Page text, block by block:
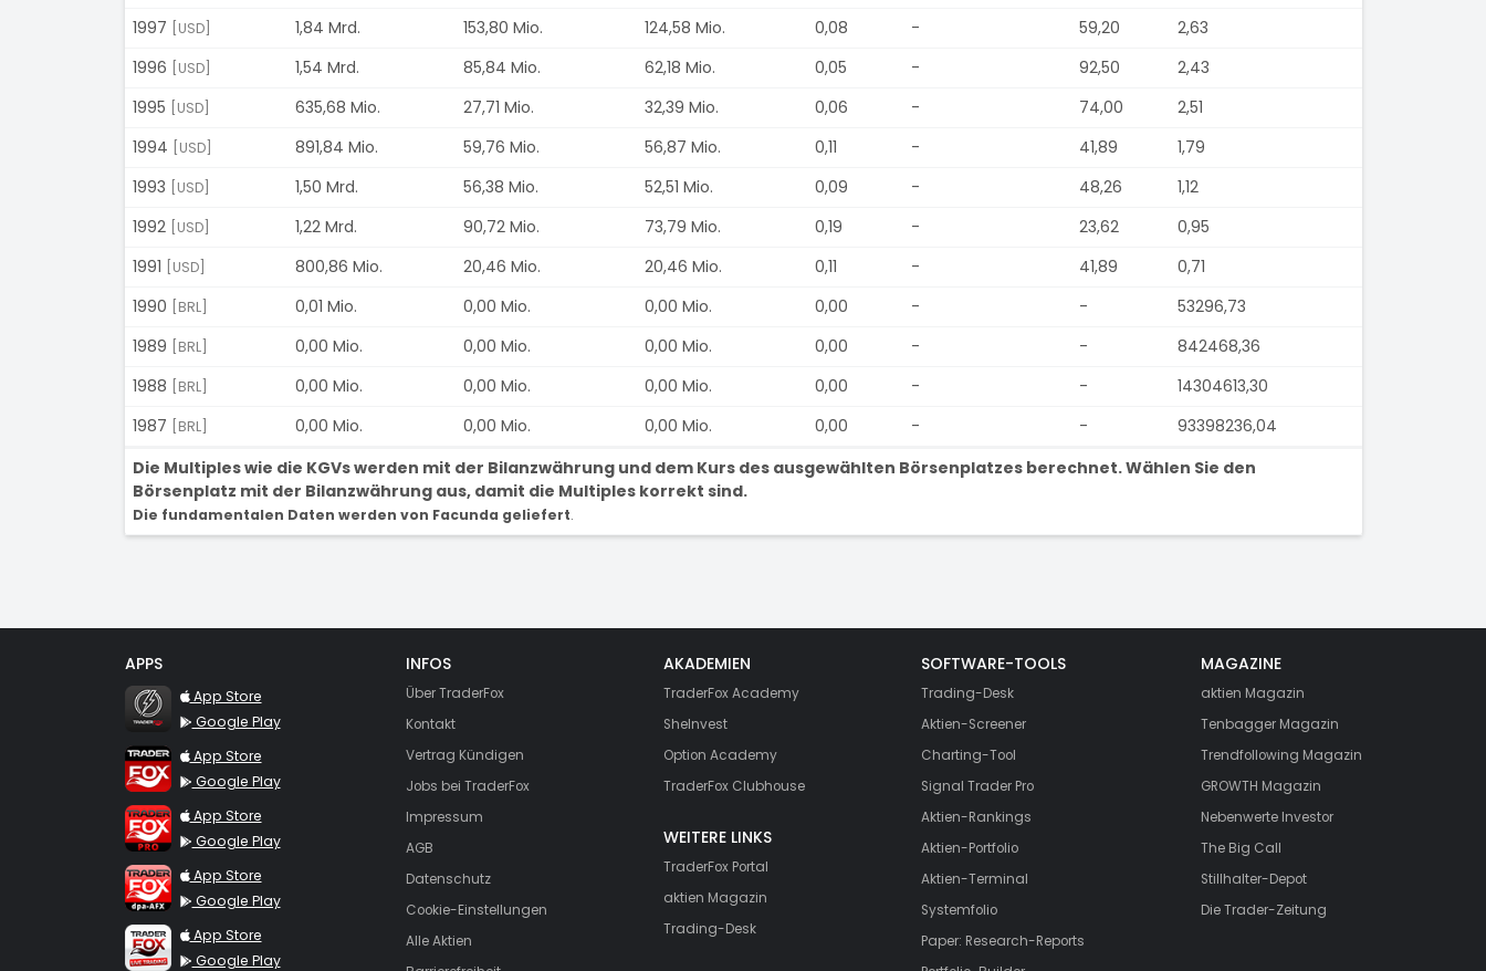
1997
[USD] 1,84 Mrd. 153,80 Mio. 124,58 Mio. 0,08 - 59,20
2,63
1996
[USD] 1,54 Mrd. 85,84 Mio. 62,18 Mio. 0,05 - 92,50
2,43
1995
[USD] 635,68 Mio. 27,71 Mio. 32,39 Mio. 0,06 - 74,00
2,51
1994
[USD] 891,84 Mio. 59,76 Mio. 56,87 Mio. 0,11 - 41,89
1,79
1993
[USD] 1,50 Mrd. 56,38 Mio. 52,51 Mio. 0,09 - 48,26
1,12
1992
[USD] 1,22 Mrd. 90,72 Mio. 73,79 Mio. 0,19 - 23,62
0,95
1991
[USD] 800,86 Mio. 20,46 Mio. 20,46 Mio. 0,11 - 41,89
0,71
1990
[BRL] 0,01 Mio. 0,00 Mio. 0,00 Mio. 0,00 - -
53296,73
1989
[BRL] 0,00 Mio. 0,00 Mio. 0,00 Mio. 0,00 - -
842468,36
1988
[BRL] 0,00 Mio. 0,00 Mio. 0,00 Mio. 0,00 - -
14304613,30
1987
[BRL] 0,00 Mio. 0,00 Mio. 0,00 Mio. 0,00 - -
93398236,04
Die Multiples wie die KGVs werden mit der Bilanzwährung und dem Kurs des ausgewählten Börsenplatzes berechnet. Wählen Sie den
Börsenplatz mit der Bilanzwährung aus, damit die Multiples korrekt sind.
Die fundamentalen Daten werden von Facunda geliefert.
APPS
TraderFox Flash
App Store
Google Play
TraderFox App
App Store
Google Play
TraderFox Pro
App Store
Google Play
TraderFox dpa-AFX ProFeed
App Store
Google Play
TraderFox Live Trading
App Store
Google Play
INFOS
Über TraderFox
Kontakt
Vertrag Kündigen
Jobs bei TraderFox
Impressum
AGB
Datenschutz
Cookie-Einstellungen
Alle Aktien
AKADEMIEN
TraderFox Academy
SheInvest
Option Academy
TraderFox Clubhouse
WEITERE LINKS
TraderFox Portal
aktien Magazin
Trading-Desk
SOFTWARE-TOOLS
Trading-Desk
Aktien-Screener
Charting-Tool
Signal Trader Pro
Aktien-Rankings
Aktien-Portfolio
Aktien-Terminal
Systemfolio
Paper: Research-Reports
MAGAZINE
aktien Magazin
Tenbagger Magazin
Trendfollowing Magazin
GROWTH Magazin
Nebenwerte Investor
The Big Call
Stillhalter-Depot
Die Trader-Zeitung